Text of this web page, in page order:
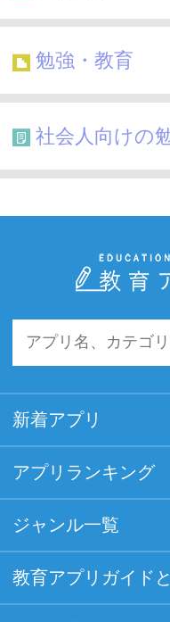
勉強・教育
社会人向けの
新着アプリ
アプリランキング
ジャンル一覧
教育アプリガイド